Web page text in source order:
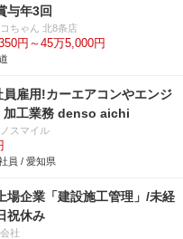
与年3回
ちゃん 北8条店
円～45万5,000円
員雇用!カーエアコンやエンジ
加工業務 denso aichi
スマイル
員 / 愛知県
場企業「建設施工管理」/未経
祝休み
社